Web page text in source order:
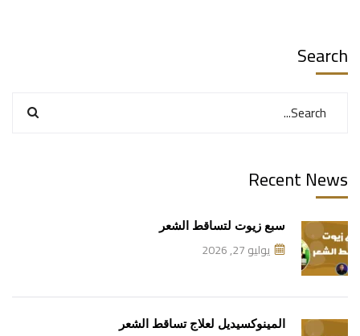
Search
Recent News
سبع زيوت لتساقط الشعر
يوليو 27, 2026
المينوكسيديل لعلاج تساقط الشعر